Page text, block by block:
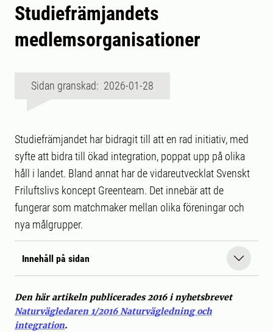
Studiefrämjandets
medlemsorganisationer
Sidan granskad: 2026-01-28
Studiefrämjandet har bidragit till att en rad initiativ, med
syfte att bidra till ökad integration, poppat upp på olika
håll i landet. Bland annat har de vidareutvecklat Svenskt
Friluftslivs koncept Greenteam. Det innebär att de
fungerar som matchmaker mellan olika föreningar och
nya målgrupper.
Innehåll på sidan
Den här artikeln publicerades 2016 i nyhetsbrevet
Naturvägledaren 1/2016 Naturvägledning och
integration.